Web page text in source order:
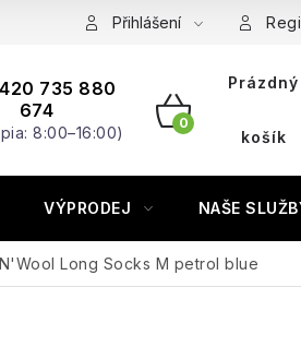
Přihlášení
735 880
674
8:00–16:00) NÁKUPNÍ
Prázdný
košík
VÝPRODEJ NAŠE
Long Socks M petrol blue